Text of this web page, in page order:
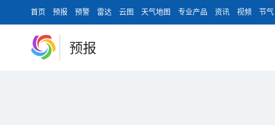
首页 预报 预警 雷达 云图 天气地图 专业产品 资讯 视频 节气
预报